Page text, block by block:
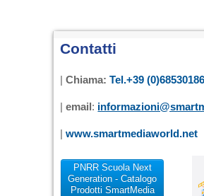
Contatti
|Chiama:Tel.+39
|email:
|www.smartmediaworld.net
PNRR Scuola Next
Generation - Catalogo
Prodotti SmartMedia